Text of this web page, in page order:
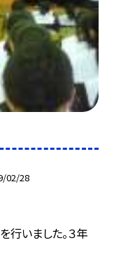
02/28
行いました。３年